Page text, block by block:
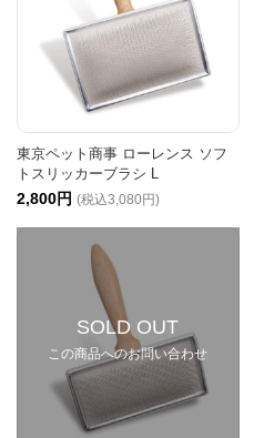
東京ペット商事 ローレンス ソフ
トスリッカーブラシ L
2,800円 (税込3,080円)
SOLD OUT
この商品へのお問い合わせ